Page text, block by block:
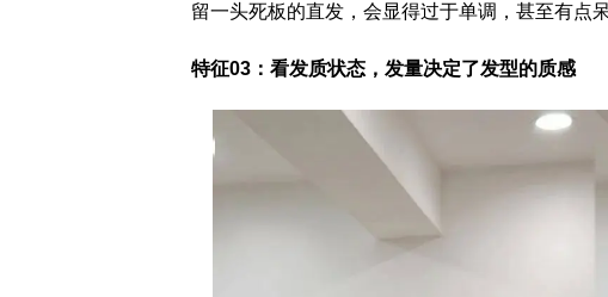
留一头死板的直发，会显得过于单调，甚至有点
特征03：看发质状态，发量决定了发型的质感